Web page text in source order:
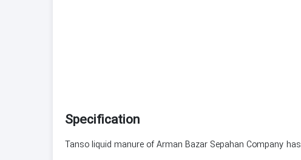
Specification
Tanso liquid manure of Arman Bazar Sepahan Company